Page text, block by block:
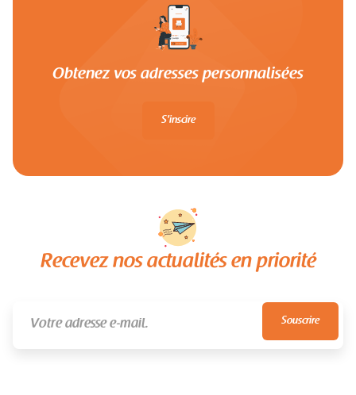
Obtenez vos adresses personnalisées
S'inscire
Recevez nos actualités en priorité